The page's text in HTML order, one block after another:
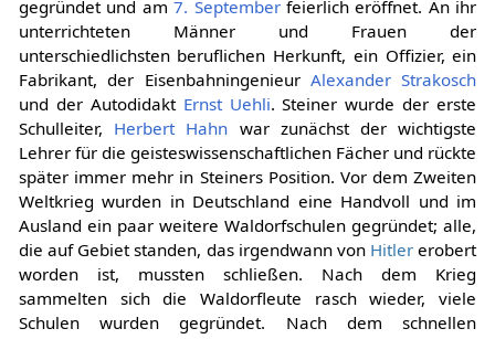
gegründet und am7. Septemberfeierlich eröffnet. An ihr
unterrichteten Männer und Frauen der
unterschiedlichsten beruflichen Herkunft, ein Offizier, ein
Fabrikant, der Eisenbahningenieur Alexander Strakosch
und der Autodidakt Ernst Uehli. Steiner wurde der erste
Schulleiter, Herbert Hahn war zunächst der wichtigste
Lehrer für die geisteswissenschaftlichen Fächer und rückte
später immer mehr in Steiners Position. Vor dem Zweiten
Weltkrieg wurden in Deutschland eine Handvoll und im
Ausland ein paar weitere Waldorfschulen gegründet; alle,
die auf Gebiet standen, das irgendwann von Hitler erobert
worden ist, mussten schließen. Nach dem Krieg
sammelten sich die Waldorfleute rasch wieder, viele
Schulen wurden gegründet. Nach dem schnellen